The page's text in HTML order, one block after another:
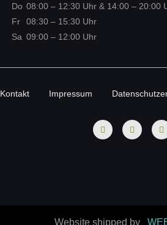
Do 08:00 – 12:30 Uhr & 14:00 – 20:00
Fr
08:30 – 15:30 Uhr
Sa 09:00 – 12:00 Uhr
Kontakt Impressum
Website shipped by